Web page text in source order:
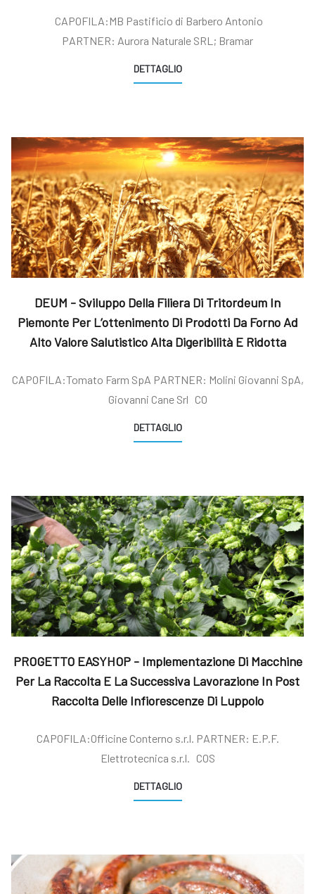
CAPOFILA:MB Pastificio di Barbero Antonio
PARTNER: Aurora Naturale SRL; Bramar
DETTAGLIO
DEUM - Sviluppo Della Filiera Di Tritordeum In
Piemonte Per L’ottenimento Di Prodotti Da Forno Ad
Alto Valore Salutistico Alta Digeribilità E Ridotta
CAPOFILA:Tomato Farm SpA PARTNER: Molini Giovanni SpA,
Giovanni Cane Srl CO
DETTAGLIO
PROGETTO EASYHOP - Implementazione Di Macchine
Per La Raccolta E La Successiva Lavorazione In Post
Raccolta Delle Infiorescenze Di Luppolo
CAPOFILA:Officine Conterno s.r.l. PARTNER: E.P.F.
Elettrotecnica s.r.l. COS
DETTAGLIO